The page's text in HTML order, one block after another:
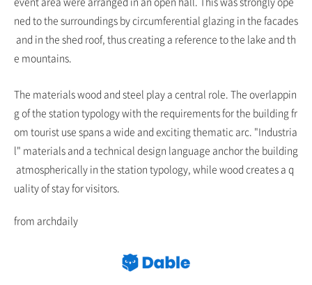
ned to the surroundings by circumferential glazing in the facades
and in the shed roof, thus creating a reference to the lake and th
e mountains.
The materials wood and steel play a central role. The overlappin
g of the station typology with the requirements for the building fr
om tourist use spans a wide and exciting thematic arc. "Industria
l" materials and a technical design language anchor the building
atmospherically in the station typology, while wood creates a q
uality of stay for visitors.
from archdaily